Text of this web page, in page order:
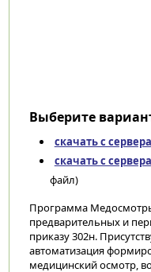
Выберите
скачать с
скачать с
файл)
Программа
предварительных и
приказу 302н.
автоматизация
медицинский осмотр,